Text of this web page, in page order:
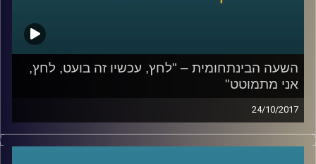
השעה הבינתחומית – "לחץ, עכשיו זה בועט, לחץ,
אני מתמוטט"
24/10/2017
כיצד מנגנון הסטרס שומר עלינו ומתי הוא